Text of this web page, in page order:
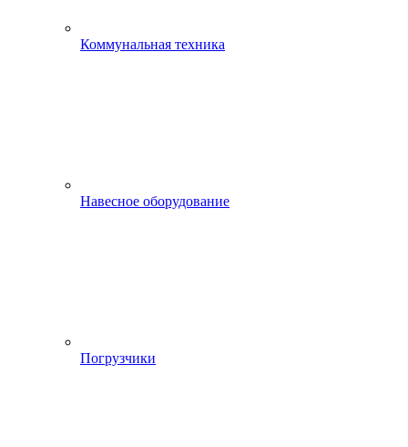
Коммунальная техника
Навесное оборудование
Погрузчики